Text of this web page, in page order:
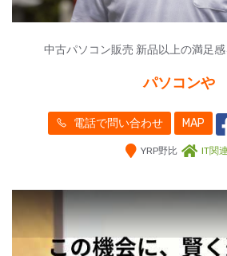
中古パソコン販売 新品以上の満足
パソコンや
電話で問い合わせ MAP
YRP野比 IT関連